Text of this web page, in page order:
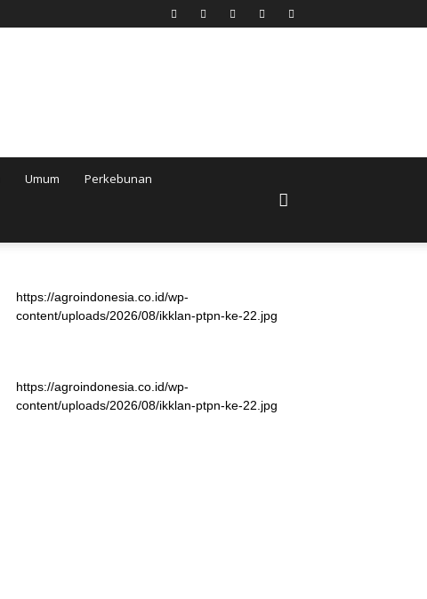
Umum Perkebunan
https://agroindonesia.co.id/wp-
content/uploads/2026/08/ikklan-ptpn-ke-22.jpg
https://agroindonesia.co.id/wp-
content/uploads/2026/08/ikklan-ptpn-ke-22.jpg